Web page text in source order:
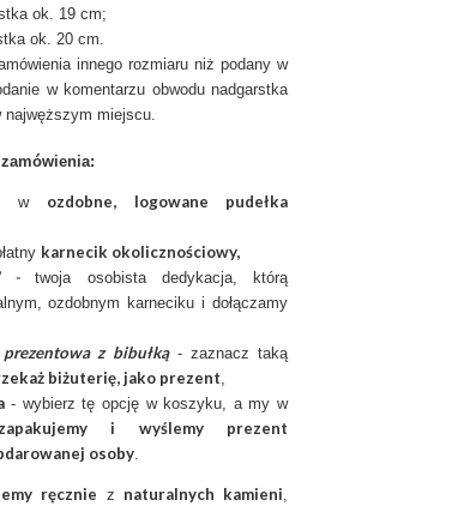
ok. 19 cm;
ok. 20 cm.
innego rozmiaru niż podany w
w komentarzu obwodu nadgarstka
najwęższym miejscu.
w ozdobne, logowane pudełka
karnecik okolicznościowy,
-twoja osobista dedykacja, którą
ozdobnym karneciku i dołączamy
z bibułką- zaznacz taką
biżuterię, jako prezent,
- wybierz tę opcję w koszyku, a my w
i wyślemy prezent
osoby.
ręcznie z naturalnych kamieni,